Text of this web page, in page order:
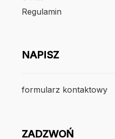
Regulamin
NAPISZ
formularz kontaktowy
ZADZWOŃ